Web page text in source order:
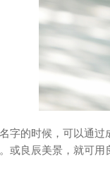
字的时候，可以通
或良辰美景，就可用